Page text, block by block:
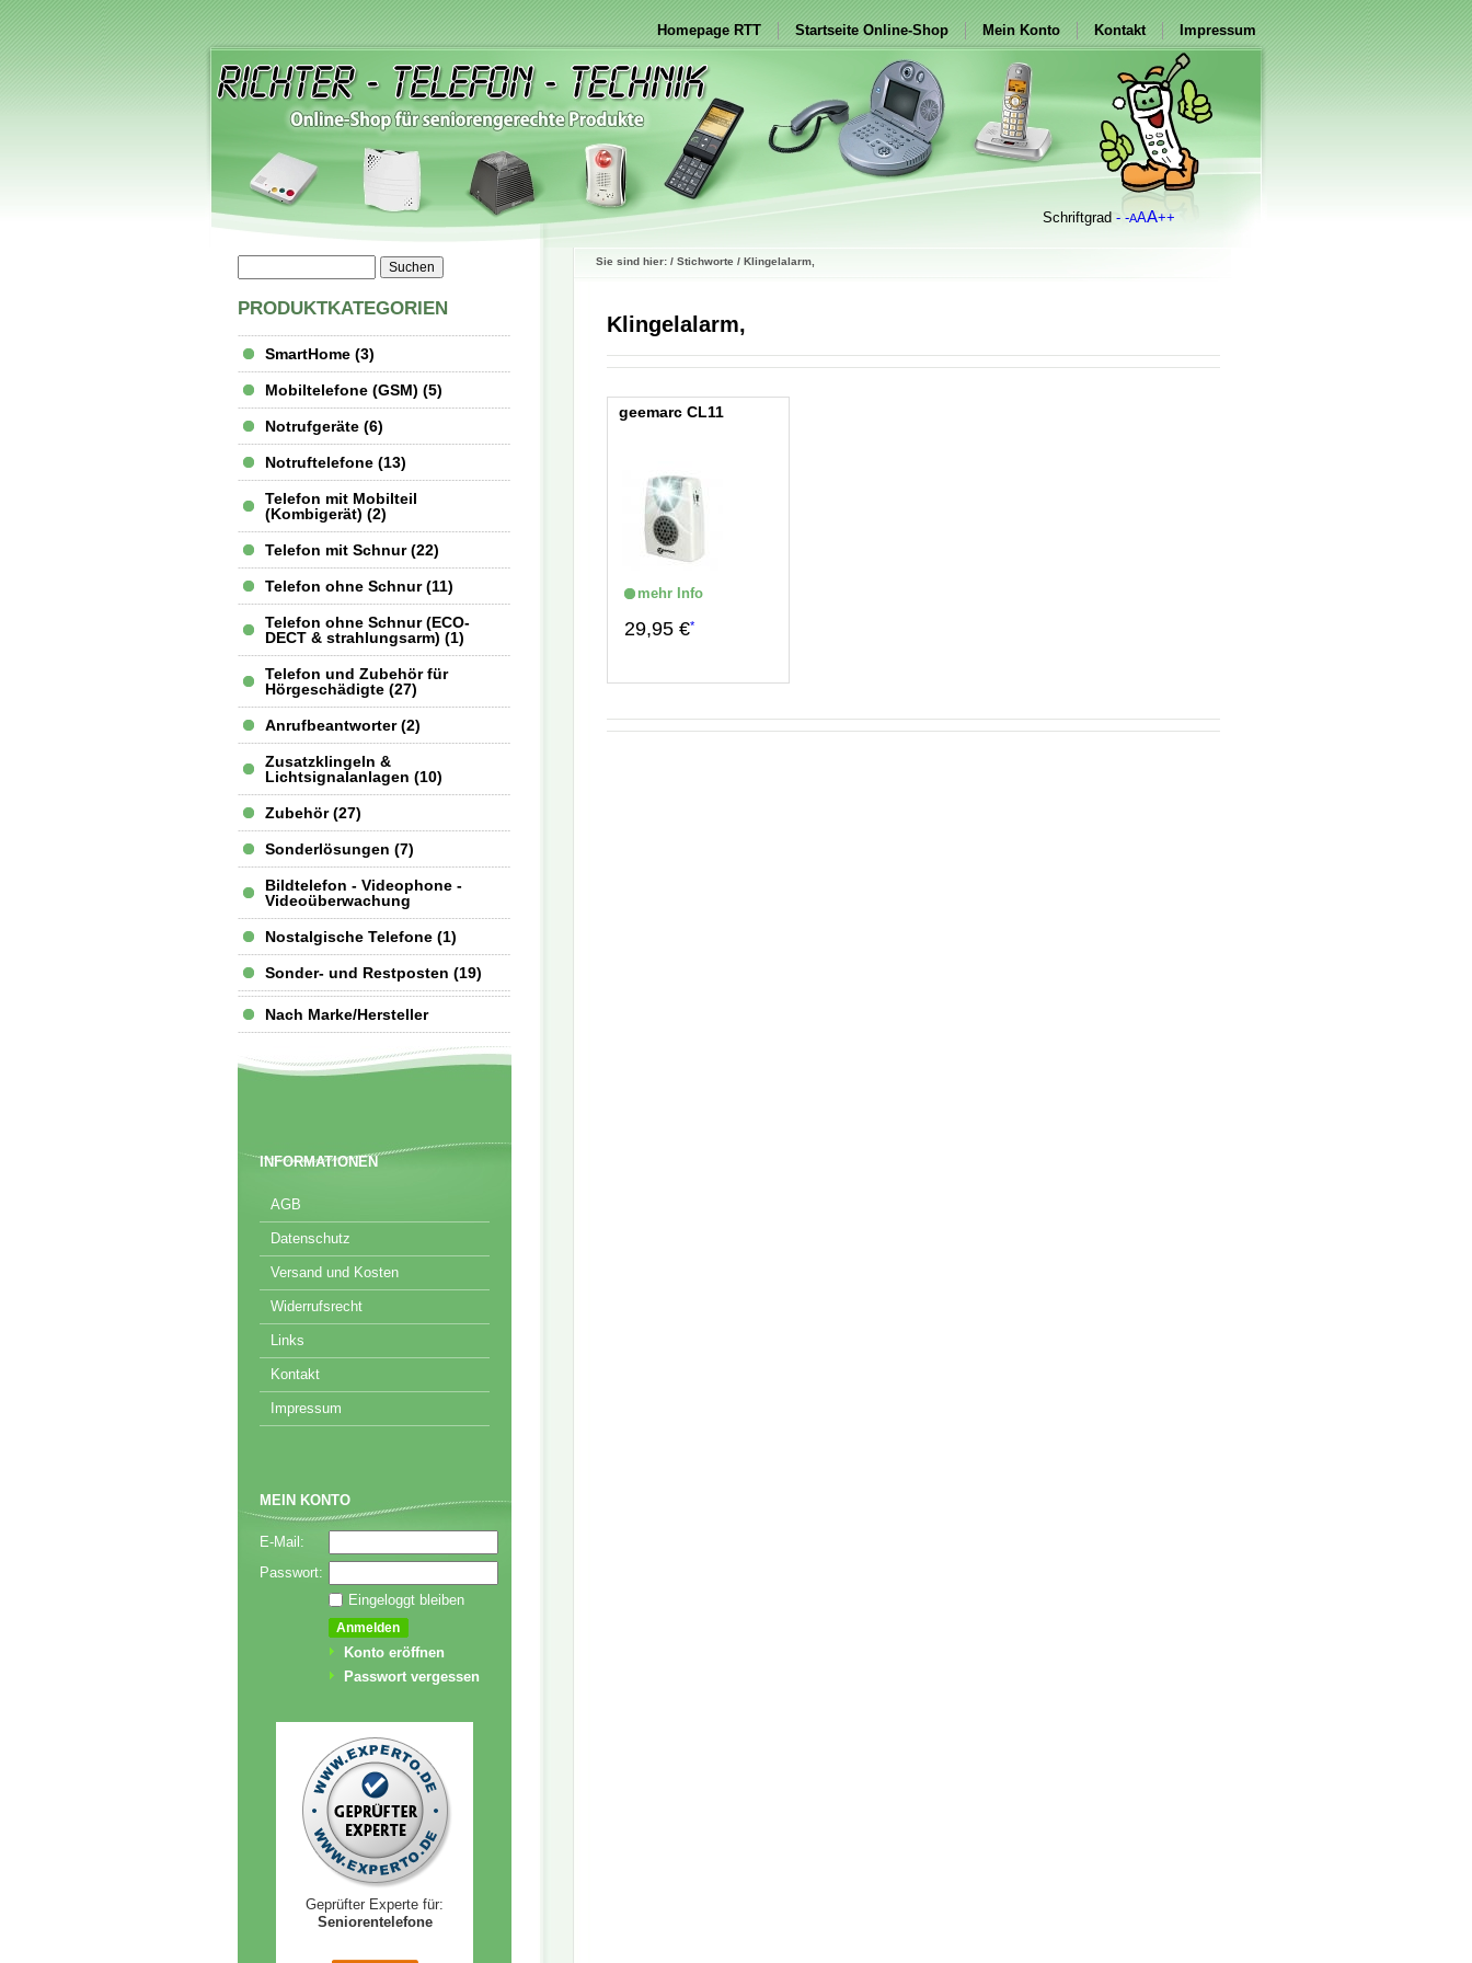
Homepage RTT Startseite Online-Shop Mein Konto Kontakt Impressum
Schriftgrad - -AAA++
PRODUKTKATEGORIEN
SmartHome (3)
Mobiltelefone (GSM) (5)
Notrufgeräte (6)
Notruftelefone (13)
Telefon mit Mobilteil
(Kombigerät) (2)
Telefon mit Schnur (22)
Telefon ohne Schnur (11)
Telefon ohne Schnur (ECO-
DECT & strahlungsarm) (1)
Telefon und Zubehör für
Hörgeschädigte (27)
Anrufbeantworter (2)
Zusatzklingeln &
Lichtsignalanlagen (10)
Zubehör (27)
Sonderlösungen (7)
Bildtelefon - Videophone -
Videoüberwachung
Nostalgische Telefone (1)
Sonder- und Restposten (19)
Nach Marke/Hersteller
INFORMATIONEN
AGB
Datenschutz
Versand und Kosten
Widerrufsrecht
Links
Kontakt
Impressum
MEIN KONTO
E-Mail:
Passwort:
Eingeloggt bleiben
Konto eröffnen
Passwort vergessen
Geprüfter Experte für:
Seniorentelefone
Sie sind hier: / Stichworte / Klingelalarm,
Klingelalarm,
geemarc CL11
mehr Info
29,95 €*